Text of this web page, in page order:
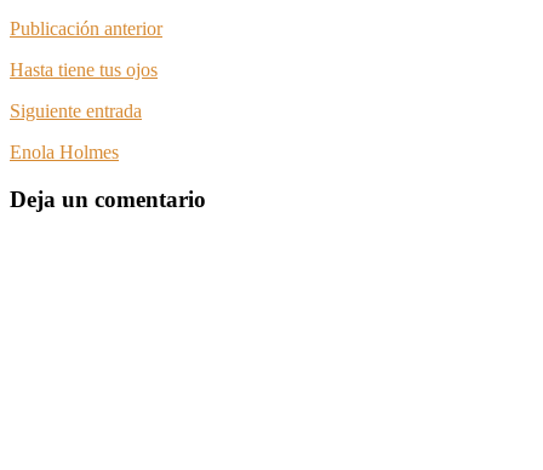
Publicación anterior
Hasta tiene tus ojos
Siguiente entrada
Enola Holmes
Deja un comentario